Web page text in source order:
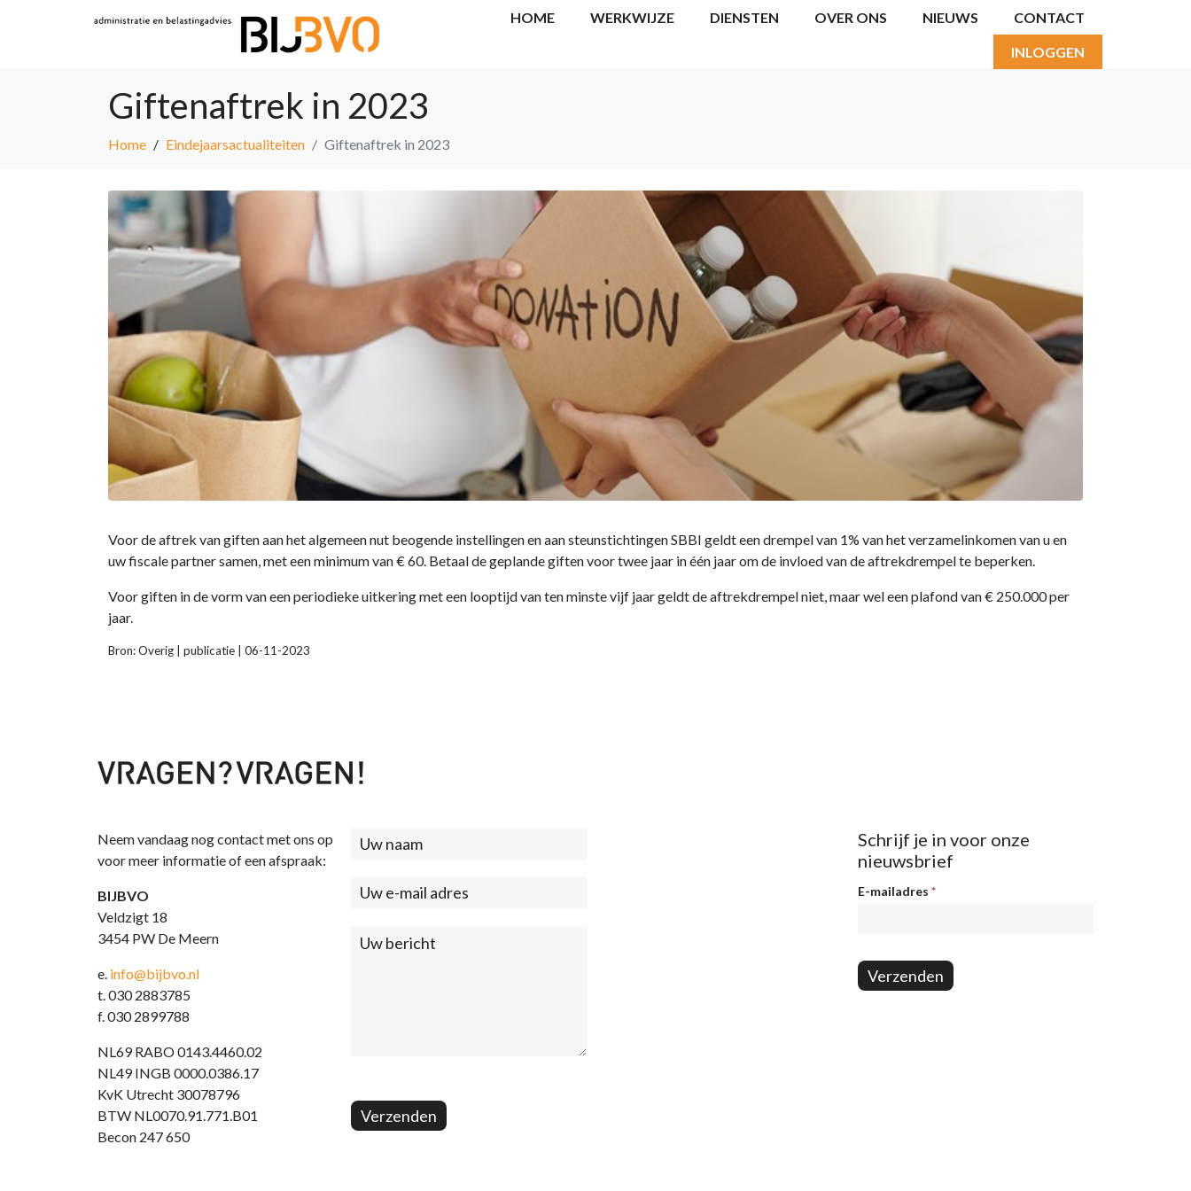
HOME WERKWIJZE DIENSTEN OVER ONS NIEUWS CONTACT
INLOGGEN
Giftenaftrek in 2023
Home Eindejaarsactualiteiten Giftenaftrek in 2023
Voor de aftrek van giften aan het algemeen nut beogende instellingen en aan steunstichtingen SBBI geldt een drempel van 1% van het verzamelinkomen van u en
uw fiscale partner samen, met een minimum van € 60. Betaal de geplande giften voor twee jaar in één jaar om de invloed van de aftrekdrempel te beperken.
Voor giften in de vorm van een periodieke uitkering met een looptijd van ten minste vijf jaar geldt de aftrekdrempel niet, maar wel een plafond van € 250.000 per
jaar.
Bron: Overig | publicatie | 06-11-2023
Neem vandaag nog contact met ons op
voor meer informatie of een afspraak:
BIJBVO
Veldzigt 18
3454 PW De Meern
e. info@bijbvo.nl
t. 030 2883785
f. 030 2899788
NL69 RABO 0143.4460.02
NL49 INGB 0000.0386.17
KvK Utrecht 30078796
BTW NL0070.91.771.B01
Becon 247 650
Contact
Verzenden
Schrijf je in voor onze
nieuwsbrief
Nieuwsbrief
E-mailadres *
Verzenden